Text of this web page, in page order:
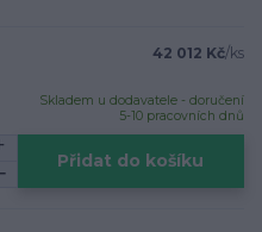
42 012 Kč/ks
Skladem u dodavatele - doručení
5-10 pracovních dnů
Přidat do košíku